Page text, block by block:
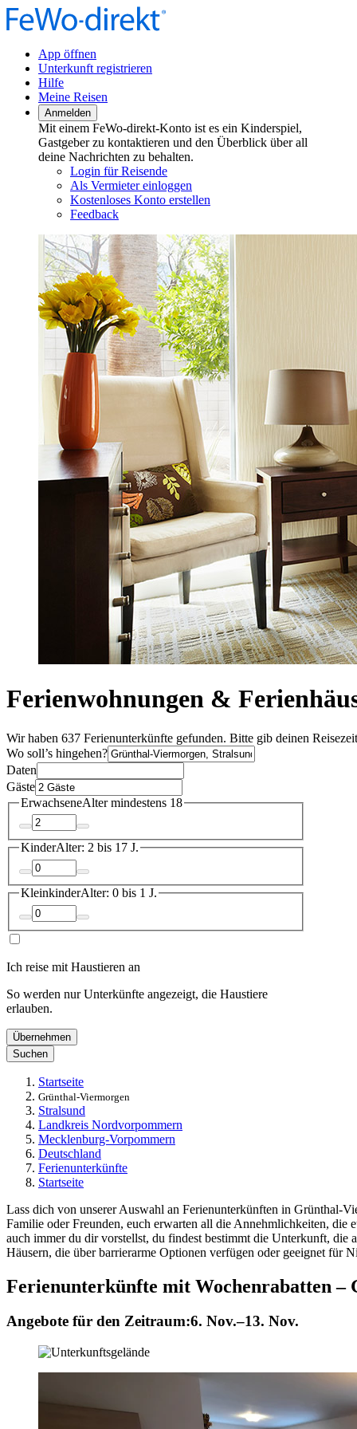
App öffnen
Unterkunft registrieren
Hilfe
Meine Reisen
Anmelden
Mit einem FeWo-direkt-Konto ist es ein Kinderspiel,
Gastgeber zu kontaktieren und den Überblick über all
deine Nachrichten zu behalten.
Login für Reisende
Als Vermieter einloggen
Kostenloses Konto erstellen
Feedback
Ferienwohnungen &
Wir haben 637 Ferienunterkünfte gefunden. Bitte gib deinen
Wo soll’s hingehen?
Daten
Gäste
ErwachseneAlter mindestens 18
KinderAlter: 2 bis 17 J.
KleinkinderAlter: 0 bis 1 J.
Ich reise mit Haustieren an
So werden nur Unterkünfte angezeigt, die Haustiere
erlauben.
Übernehmen
Suchen
Startseite
Grünthal-Viermorgen
Stralsund
Landkreis Nordvorpommern
Mecklenburg-Vorpommern
Deutschland
Ferienunterkünfte
Startseite
Lass dich von unserer Auswahl an Ferienunterkünften in Grünthal-
Familie oder Freunden, euch erwarten all die Annehmlichkeiten, die
auch immer du dir vorstellst, du findest bestimmt die Unterkunft,
Häusern, die über barrierarme Optionen verfügen oder geeignet für
Ferienunterkünfte mit Wochenrabatten –
Angebote für den Zeitraum:6. Nov.–13. Nov.